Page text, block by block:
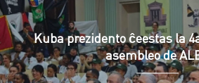
Kuba prezidento ĉeestas la
asembleo de